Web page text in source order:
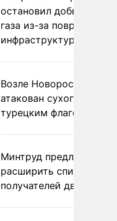
остановил добычу
газа из-за повреждения
инфраструктуры
Возле Новороссийска
атакован сухогруз под
турецким флагом
Минтруд предложил
расширить список
получателей двух